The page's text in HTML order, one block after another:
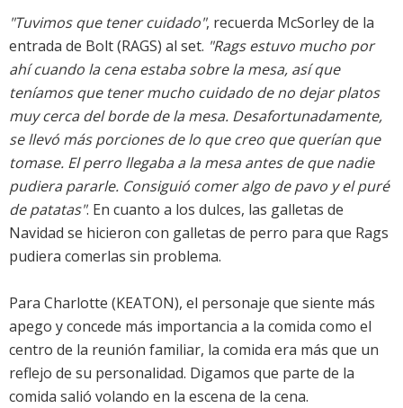
"Tuvimos que tener cuidado", recuerda McSorley de la
entrada de Bolt (RAGS) al set. "Rags estuvo mucho por
ahí cuando la cena estaba sobre la mesa, así que
teníamos que tener mucho cuidado de no dejar platos
muy cerca del borde de la mesa. Desafortunadamente,
se llevó más porciones de lo que creo que querían que
tomase. El perro llegaba a la mesa antes de que nadie
pudiera pararle. Consiguió comer algo de pavo y el puré
de patatas". En cuanto a los dulces, las galletas de
Navidad se hicieron con galletas de perro para que Rags
pudiera comerlas sin problema.
Para Charlotte (KEATON), el personaje que siente más
apego y concede más importancia a la comida como el
centro de la reunión familiar, la comida era más que un
reflejo de su personalidad. Digamos que parte de la
comida salió volando en la escena de la cena.